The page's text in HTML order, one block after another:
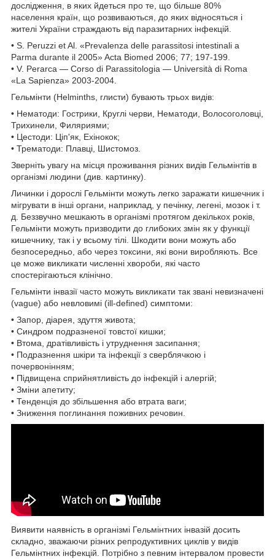
дослідження, в яких йдеться про те, що більше 80%
населення країн, що розвиваються, до яких відносяться і
жителі України страждають від паразитарних інфекцій.
• S. Peruzzi et Al. «Prevalenza delle parassitosi intestinali a
Parma durante il 2005» Acta Biomed 2006; 77; 197-199.
• V. Perarca — Corso di Parassitologia — Università di Roma
«La Sapienza» 2003-2004.
Гельмінти (Helminths, глисти) бувають трьох видів:
• Нематоди: Гострики, Круглі черви, Нематоди, Волосоголовці,
Трихинели, Филяриями;
• Цестоди: Ціп'як, Ехінокок;
• Трематоди: Плавці, Шистомоз.
Зверніть увагу на місця проживання різних видів Гельмінтів в
організмі людини (див. картинку).
Личинки і дорослі Гельмінти можуть легко заражати кишечник і
мігрувати в інші органи, наприклад, у печінку, легені, мозок і т.
д. Беззвучно мешкають в організмі протягом декількох років,
Гельмінти можуть призводити до глибоких змін як у функції
кишечнику, так і у всьому тілі. Шкодити вони можуть або
безпосередньо, або через токсини, які вони виробляють. Все
це може викликати численні хвороби, які часто
спостерігаються клінічно.
Гельмінти інвазії часто можуть викликати так звані невизначені
(vague) або невловимі (ill-defined) симптоми:
• Запор, діарея, здуття живота;
• Синдром подразненої товстої кишки;
• Втома, дратівливість і утруднення засипання;
• Подразнення шкіри та інфекції з сверблячкою і
почервонінням;
• Підвищена сприйнятливість до інфекцій і алергій;
• Зміни апетиту;
• Тенденція до збільшення або втрата ваги;
• Зниження поглинання поживних речовин.
Виявити наявність в організмі Гельмінтних інвазій досить
складно, зважаючи різних репродуктивних циклів у видів
Гельмінтних інфекцій. Потрібно з певним інтервалом провести